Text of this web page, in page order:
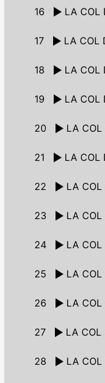
16 LA COL
17 LA COL
18 LA COL
19 LA COL
20 LA COL
21 LA COL
22 LA COL
23 LA COL
24 LA COL
25 LA COL
26 LA COL
27 LA COL
28 LA COL